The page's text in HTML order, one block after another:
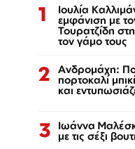
1 Ιουλία
εμφάνιση με
Τουρατζίδη
τον γάμο τους
2 Ανδρομάχη:
πορτοκαλί
και
3 Ιωάννα
με τις σέξι